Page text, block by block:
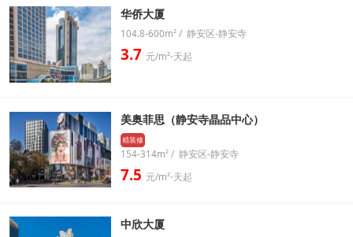
华侨大厦
104.8-600m² / 静安区-静安寺
3.7 元/m²⋅天起
美奥菲思（静安寺晶品中心）
精装修
154-314m² / 静安区-静安寺
7.5 元/m²⋅天起
中欣大厦